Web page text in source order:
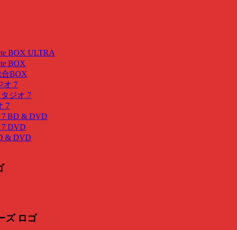
BOX ULTRA
BOX
BOX
オ 7
ジオ 7
7
BD & DVD
DVD
& DVD